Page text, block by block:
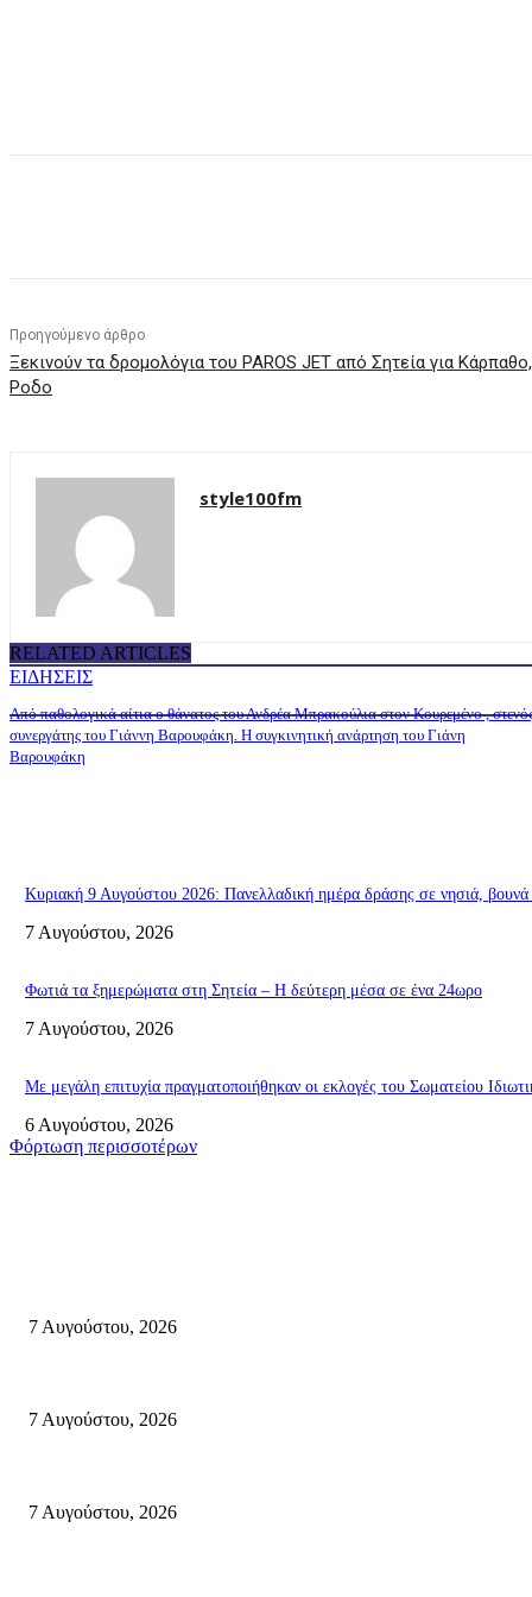
Προηγούμενο άρθρο
Ξεκινούν τα δρομολόγια του PAROS JET από Σητεία για
Ροδο
style100fm
RELATED ARTICLES
ΕΙΔΗΣΕΙΣ
Από παθολογικά αίτια ο θάνατος του Ανδρέα Μπρακούλια στον Kουρεμένο ,
συνεργάτης του Γιάννη Βαρουφάκη. Η συγκινητική ανάρτηση του Γιάνη
Βαρουφάκη
Κυριακή 9 Αυγούστου 2026: Πανελλαδική ημέρα δράσης σε νησιά, βουνά
7 Αυγούστου, 2026
Φωτιά τα ξημερώματα στη Σητεία – Η δεύτερη μέσα σε ένα 24ωρο
7 Αυγούστου, 2026
Με μεγάλη επιτυχία πραγματοποιήθηκαν οι εκλογές του Σωματείου
6 Αυγούστου, 2026
Φόρτωση περισσοτέρων
7 Αυγούστου, 2026
7 Αυγούστου, 2026
7 Αυγούστου, 2026